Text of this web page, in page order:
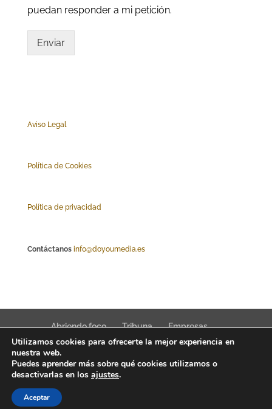
puedan responder a mi petición.
Enviar
Aviso Legal
Política de Cookies
Política de privacidad
Contáctanos info@doyoumedia.es
Abriendo foco Tribuna
Empresas
Actualidad
Innovación Tendencias
Interfaz Magazine 2022 © News, trends & public affairs
Utilizamos cookies para ofrecerte la mejor experiencia en
nuestra web.
Puedes aprender más sobre qué cookies utilizamos o
desactivarlas en los ajustes.
Aceptar